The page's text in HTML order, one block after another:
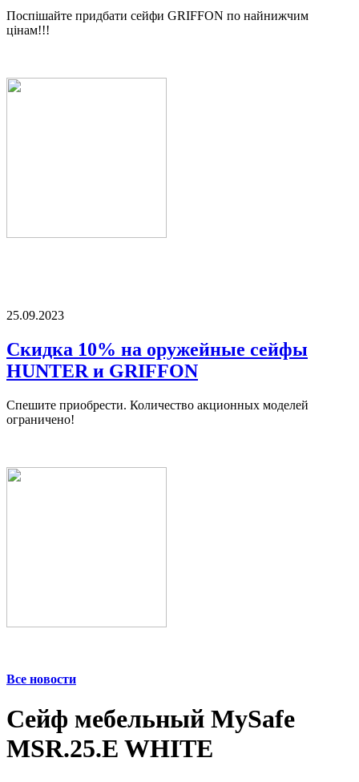
Поспішайте придбати сейфи GRIFFON по найнижчим
цінам!!!
25.09.2023
Скидка 10% на оружейные сейфы
HUNTER и GRIFFON
Спешите приобрести. Количество акционных моделей
ограничено!
Все новости
Сейф мебельный MySafe
MSR.25.E WHITE